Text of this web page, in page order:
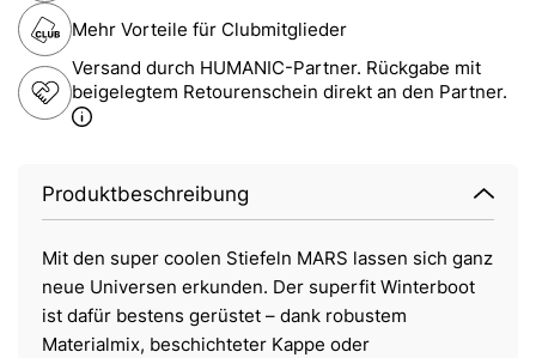
Mehr Vorteile für Clubmitglieder
Versand durch HUMANIC-Partner. Rückgabe mit
beigelegtem Retourenschein direkt an den Partner.
Produktbeschreibung
Mit den super coolen Stiefeln MARS lassen sich ganz
neue Universen erkunden. Der superfit Winterboot
ist dafür bestens gerüstet – dank robustem
Materialmix, beschichteter Kappe oder